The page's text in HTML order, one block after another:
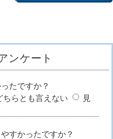
ンケート
たですか？
ちらとも言えない
見
すかったですか？